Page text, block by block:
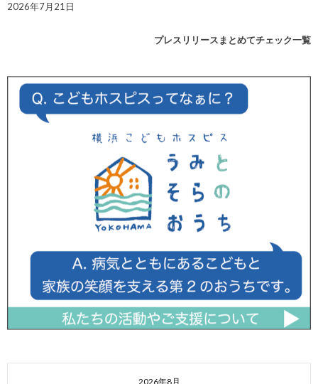
2026年7月21日
プレスリリースまとめてチェック一覧
2026年8月